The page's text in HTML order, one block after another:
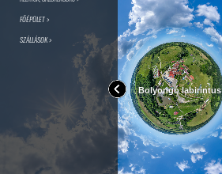
Bolyongó labirintus
FŐÉPÜLET >
SZÁLLÁSOK >